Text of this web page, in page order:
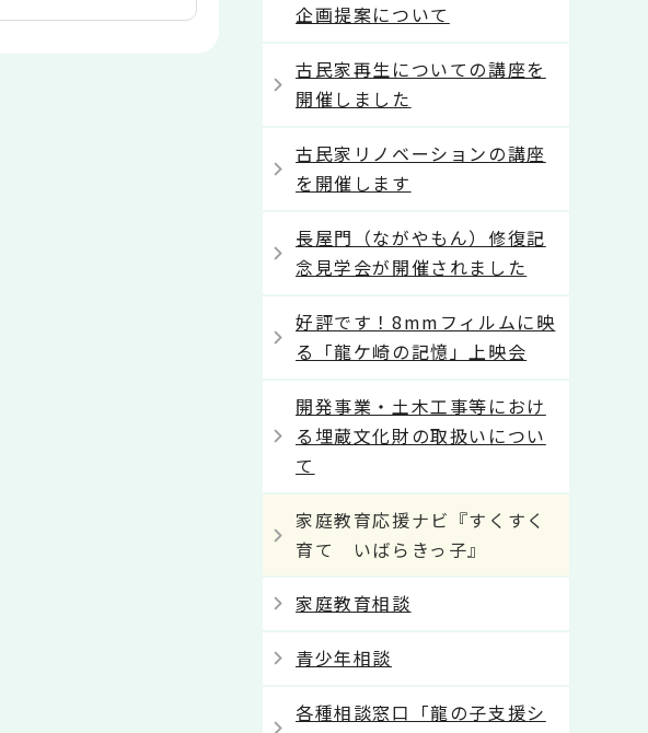
企画提案について
古民家再生についての講座を
開催しました
古民家リノベーションの講座
を開催します
長屋門（ながやもん）修復記
念見学会が開催されました
好評です！8mmフィルムに映
る「龍ケ崎の記憶」上映会
開発事業・土木工事等におけ
る埋蔵文化財の取扱いについ
て
家庭教育応援ナビ『すくすく
育て いばらきっ子』
家庭教育相談
青少年相談
各種相談窓口「龍の子支援シ